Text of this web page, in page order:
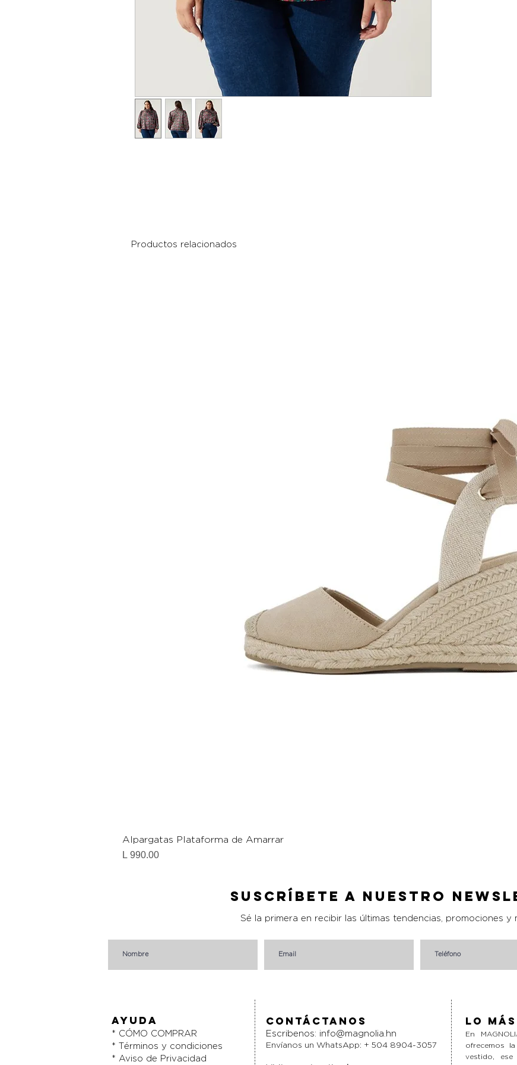
Productos relacionados
Alpargatas Plataforma de Amarrar
Precio
L 990.00
Suscríbete a nuestro
Sé la primera en recibir las últimas tendencias, promociones y
AYUDA
* CÓMO COMPRAR
* Términos y condiciones
* Aviso de Privacidad
Contáctanos
Escribenos: info@magnolia.hn
Envíanos un WhatsApp: + 504 8904-3057
Lo
En
ofrecemos
vestido,